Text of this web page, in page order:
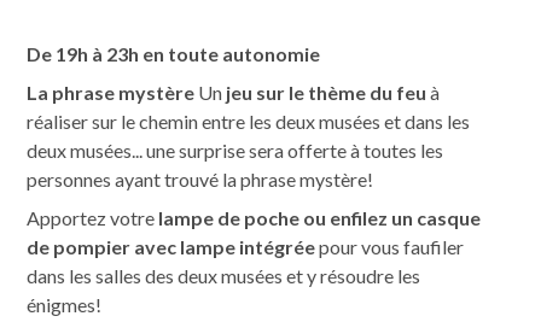
De 19h à 23h en toute autonomie
La phrase mystère Un jeu sur le thème du feu à
réaliser sur le chemin entre les deux musées et dans les
deux musées... une surprise sera offerte à toutes les
personnes ayant trouvé la phrase mystère!
Apportez votre lampe de poche ou enfilez un casque
de pompier avec lampe intégréepour vous faufiler
dans les salles des deux musées et y résoudre les
énigmes!